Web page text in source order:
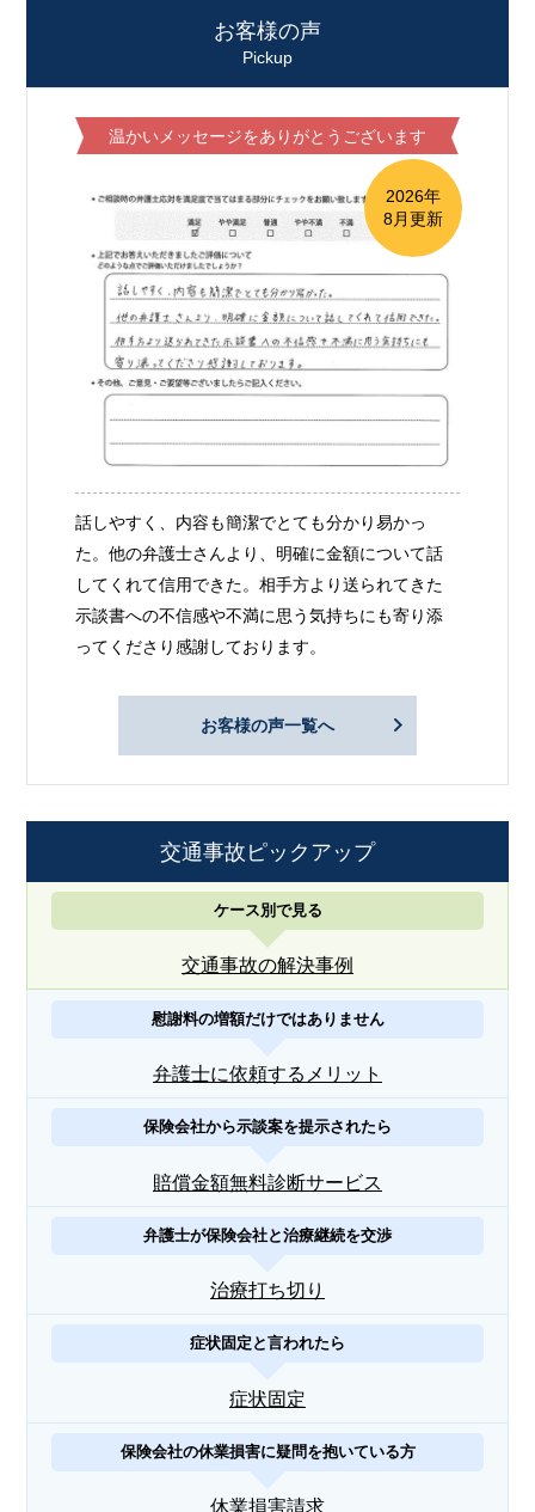
お客様の声
Pickup
温かいメッセージをありがとうございます
2026年
8月更新
話しやすく、内容も簡潔でとても分かり易かっ
た。他の弁護士さんより、明確に金額について話
してくれて信用できた。相手方より送られてきた
示談書への不信感や不満に思う気持ちにも寄り添
ってくださり感謝しております。
お客様の声一覧へ
交通事故ピックアップ
ケース別で見る
交通事故の解決事例
慰謝料の増額だけではありません
弁護士に依頼するメリット
保険会社から示談案を提示されたら
賠償金額無料診断サービス
弁護士が保険会社と治療継続を交渉
治療打ち切り
症状固定と言われたら
症状固定
保険会社の休業損害に疑問を抱いている方
休業損害請求